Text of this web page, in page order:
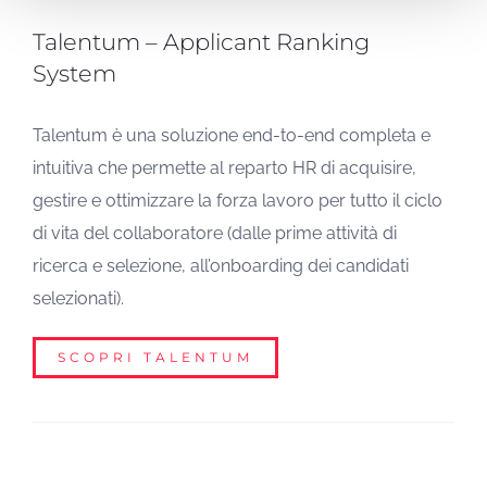
Talentum – Applicant Ranking
System
Talentum è una soluzione end-to-end completa e
intuitiva che permette al reparto HR di acquisire,
gestire e ottimizzare la forza lavoro per tutto il ciclo
di vita del collaboratore (dalle prime attività di
ricerca e selezione, all’onboarding dei candidati
selezionati).
SCOPRI TALENTUM